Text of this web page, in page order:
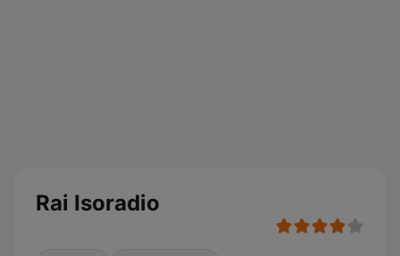
Rai Isoradio